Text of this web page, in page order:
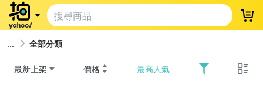
登
全部分類
最新上架 價格 最高人氣